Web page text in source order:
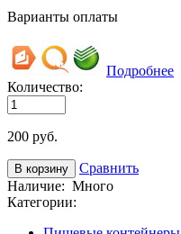
Варианты оплаты
Подробнее
Количество:
200 руб.
Сравнить
Наличие: Много
Категории: